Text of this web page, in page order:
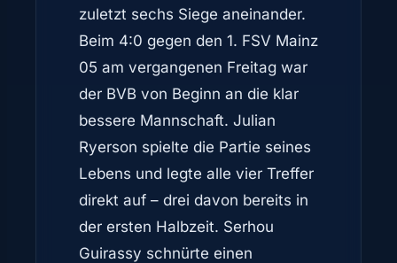
zuletzt sechs Siege aneinander.
Beim 4:0 gegen den 1. FSV Mainz
05 am vergangenen Freitag war
der BVB von Beginn an die klar
bessere Mannschaft. Julian
Ryerson spielte die Partie seines
Lebens und legte alle vier Treffer
direkt auf – drei davon bereits in
der ersten Halbzeit. Serhou
Guirassy schnürte einen